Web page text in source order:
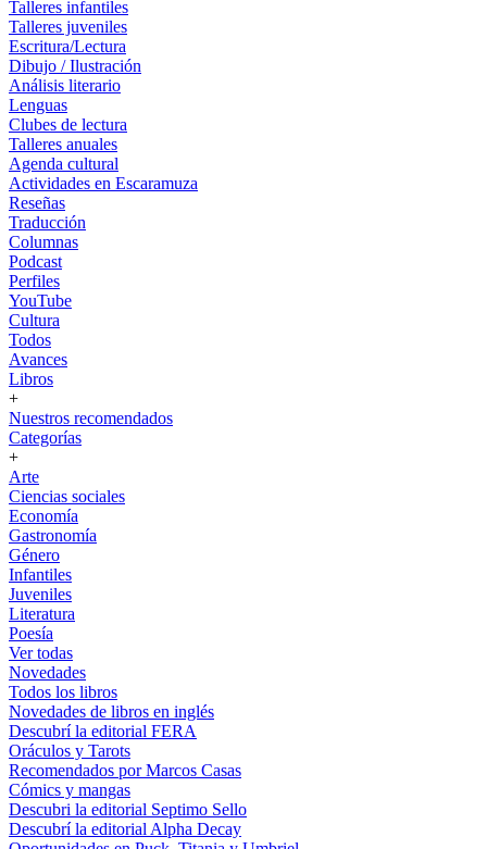
Talleres infantiles
Talleres juveniles
Escritura/Lectura
Dibujo / Ilustración
Análisis literario
Lenguas
Clubes de lectura
Talleres anuales
Agenda cultural
Actividades en Escaramuza
Reseñas
Traducción
Columnas
Podcast
Perfiles
YouTube
Cultura
Todos
Avances
Libros
+
Nuestros recomendados
Categorías
+
Arte
Ciencias sociales
Economía
Gastronomía
Género
Infantiles
Juveniles
Literatura
Poesía
Ver todas
Novedades
Todos los libros
Novedades de libros en inglés
Descubrí la editorial FERA
Oráculos y Tarots
Recomendados por Marcos Casas
Cómics y mangas
Descubri la editorial Septimo Sello
Descubrí la editorial Alpha Decay